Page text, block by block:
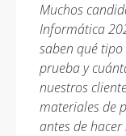
Muchos
Informática
saben qué
prueba y
nuestros
materiales de
antes de